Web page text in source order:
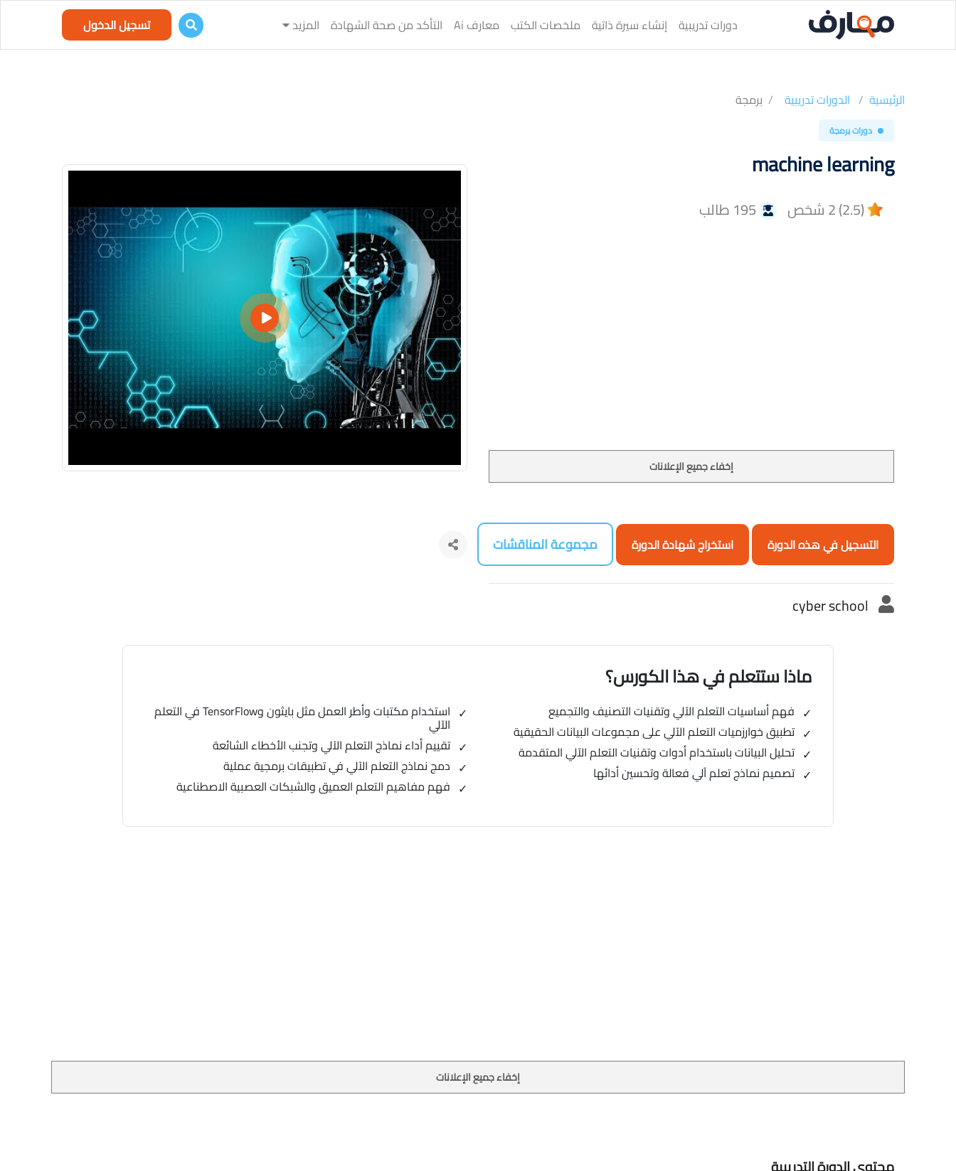
دورات تدريبية إنشاء سيرة ذاتية ملخصات الكتب معارف Ai التأكد من صحة الشهادة المزيد تسجيل الدخول
الرئيسية الدورات تدريبية برمجة
دورات برمجة
machine learning
(2.5) 2 شخص 195 طالب
إخفاء جميع الإعلانات
التسجيل في هذه الدورة استخراج شهادة الدورة مجموعة المناقشات
cyber school
ماذا ستتعلم في هذا الكورس؟
فهم أساسيات التعلم الآلي وتقنيات التصنيف والتجميع
تطبيق خوارزميات التعلم الآلي على مجموعات البيانات الحقيقية
تحليل البيانات باستخدام أدوات وتقنيات التعلم الآلي المتقدمة
تصميم نماذج تعلم آلي فعالة وتحسين أدائها
استخدام مكتبات وأطر العمل مثل بايثون وTensorFlow في التعلم
الآلي
تقييم أداء نماذج التعلم الآلي وتجنب الأخطاء الشائعة
دمج نماذج التعلم الآلي في تطبيقات برمجية عملية
فهم مفاهيم التعلم العميق والشبكات العصبية الاصطناعية
إخفاء جميع الإعلانات